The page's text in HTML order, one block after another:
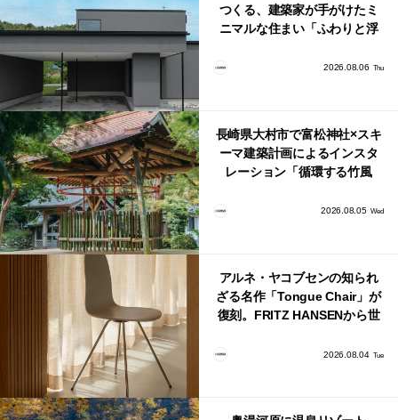
つくる、建築家が手がけたミ
ニマルな住まい「ふわりと浮
2026.08.06 Thu
長崎県大村市で富松神社×スキ
ーマ建築計画によるインスタ
レーション「循環する竹風
2026.08.05 Wed
アルネ・ヤコブセンの知られ
ざる名作「Tongue Chair」が
復刻。FRITZ HANSENから世
2026.08.04 Tue